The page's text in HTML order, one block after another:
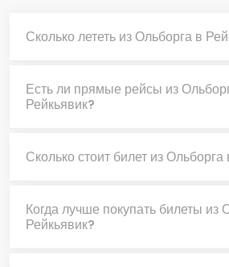
Сколько лететь из Ольборга в
Есть ли прямые рейсы из
Рейкьявик?
Сколько стоит билет из Ольборга
Когда лучше покупать билеты из
Рейкьявик?